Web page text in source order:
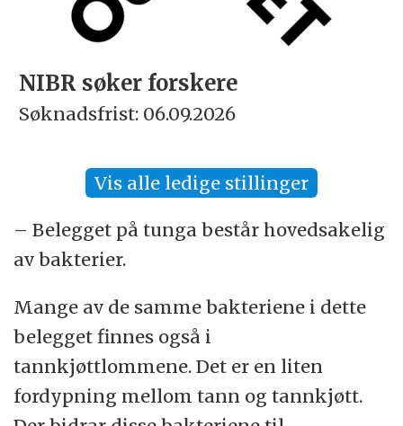
NIBR søker forskere
Søknadsfrist: 06.09.2026
Vis alle ledige stillinger
– Belegget på tunga består hovedsakelig
av bakterier.
Mange av de samme bakteriene i dette
belegget finnes også i
tannkjøttlommene. Det er en liten
fordypning mellom tann og tannkjøtt.